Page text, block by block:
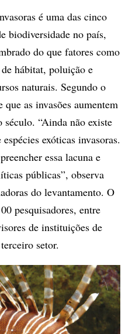
é uma das cinco
biodiversidade no país,
do que fatores como
hábitat, poluição e
naturais. Segundo o
as invasões aumentem
“Ainda não existe
exóticas invasoras.
essa lacuna e
públicas”, observa
do levantamento. O
pesquisadores, entre
de instituições de
setor.